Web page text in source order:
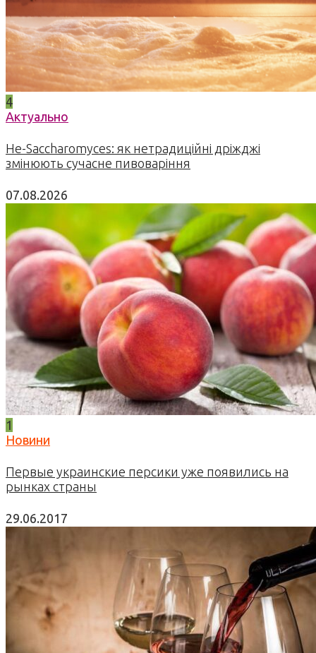
4
Актуально
Не-Saccharomyces: як нетрадиційні дріжджі
змінюють сучасне пивоваріння
07.08.2026
1
Новини
Первые украинские персики уже появились на
рынках страны
29.06.2017